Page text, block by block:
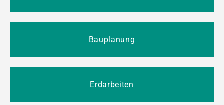
Bauplanung
Erdarbeiten